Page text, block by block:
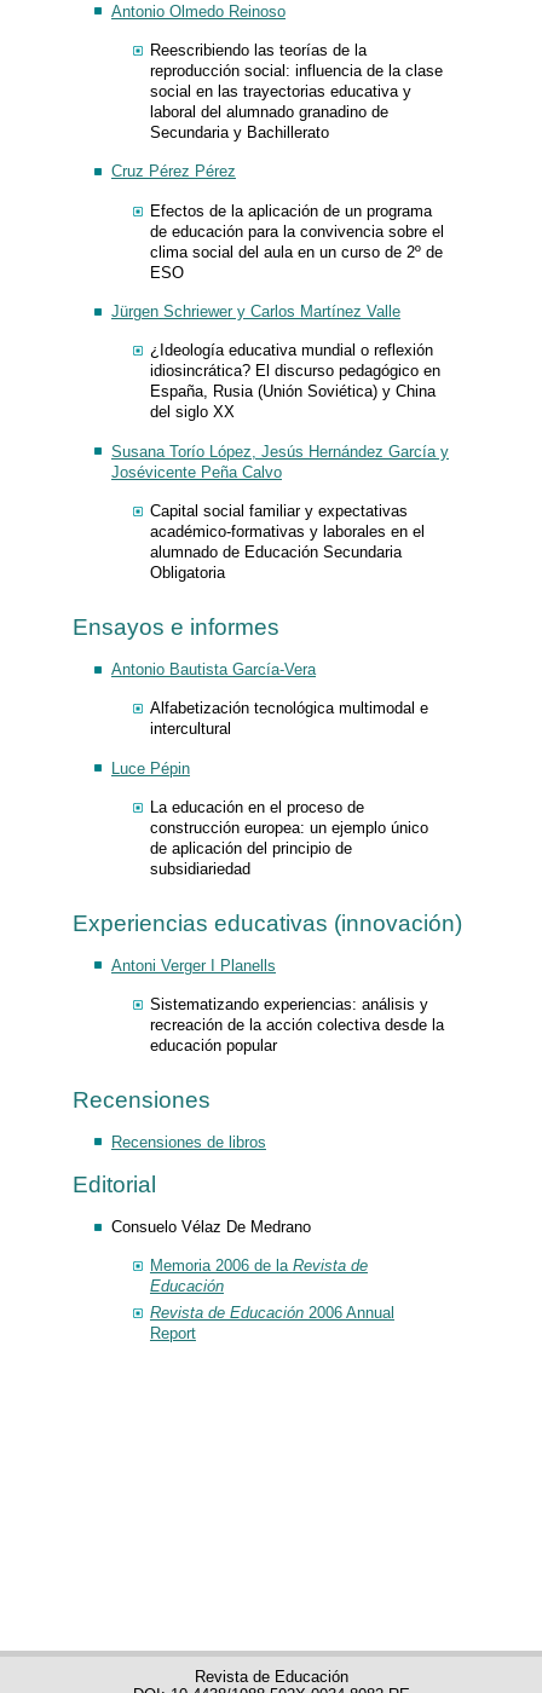
Antonio Olmedo Reinoso
Reescribiendo las teorías de la
reproducción social: influencia de la clase
social en las trayectorias educativa y
laboral del alumnado granadino de
Secundaria y Bachillerato
Cruz Pérez Pérez
Efectos de la aplicación de un programa
de educación para la convivencia sobre el
clima social del aula en un curso de 2º de
ESO
Jürgen Schriewer y Carlos Martínez Valle
¿Ideología educativa mundial o reflexión
idiosincrática? El discurso pedagógico en
España, Rusia (Unión Soviética) y China
del siglo XX
Susana Torío López, Jesús Hernández García y
Josévicente Peña Calvo
Capital social familiar y expectativas
académico-formativas y laborales en el
alumnado de Educación Secundaria
Obligatoria
Ensayos e informes
Antonio Bautista García-Vera
Alfabetización tecnológica multimodal e
intercultural
Luce Pépin
La educación en el proceso de
construcción europea: un ejemplo único
de aplicación del principio de
subsidiariedad
Experiencias educativas (innovación)
Antoni Verger I Planells
Sistematizando experiencias: análisis y
recreación de la acción colectiva desde la
educación popular
Recensiones
Recensiones de libros
Editorial
Consuelo Vélaz De Medrano
Memoria 2006 de la Revista de
Educación
Revista de Educación 2006 Annual
Report
Revista de Educación